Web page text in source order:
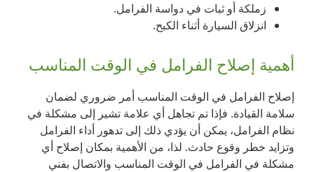
زملكة أو ثبات في دواسة الفرامل.
انزلاق السيارة أثناء الكبح.
أهمية إصلاح الفرامل في الوقت المناسب
إصلاح الفرامل في الوقت المناسب أمر ضروري لضمان
سلامة القيادة. فإذا تم تجاهل أي علامة تشير إلى مشكلة في
نظام الفرامل، يمكن أن يؤدي ذلك إلى تدهور أداء الفرامل
وتزايد خطر وقوع حادث. لذا، من الأهمية بمكان إصلاح أي
مشكلة في الفرامل في الوقت المناسب والاتصال بفني